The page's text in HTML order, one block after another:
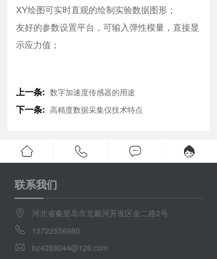
XY绘图可实时直观的绘制实验数据图形；
友好的参数设置平台，可输入弹性模量，直接显
示应力值；
上一条: 数字加速度传感器的用途
下一条: 高精度数据采集仪技术特点
联系我们
河北省秦皇岛市北戴河开发区金二路2号
13722556980
bz4288044@126.com